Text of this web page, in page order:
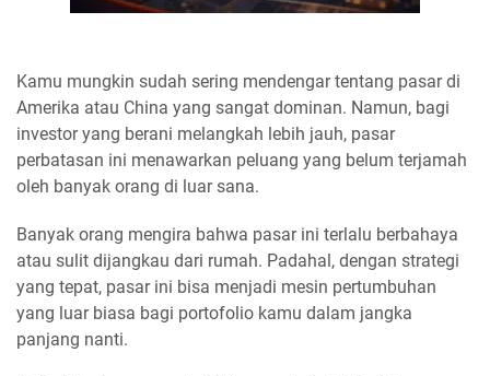
Kamu mungkin sudah sering mendengar tentang pasar di
Amerika atau China yang sangat dominan. Namun, bagi
investor yang berani melangkah lebih jauh, pasar
perbatasan ini menawarkan peluang yang belum terjamah
oleh banyak orang di luar sana.
Banyak orang mengira bahwa pasar ini terlalu berbahaya
atau sulit dijangkau dari rumah. Padahal, dengan strategi
yang tepat, pasar ini bisa menjadi mesin pertumbuhan
yang luar biasa bagi portofolio kamu dalam jangka
panjang nanti.